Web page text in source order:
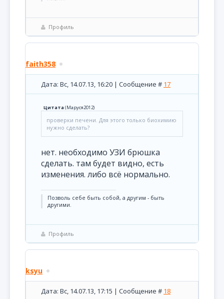
Профиль
faith358
Дата: Вс, 14.07.13, 16:20 | Сообщение # 17
Цитата(Маруся2012)
проверки печени. Для этого только биохимию
нужно сделать?
нет. необходимо УЗИ брюшка
сделать. там будет видно, есть
изменения. либо всё нормально.
Позволь себе быть собой, а другим - быть
другими.
Профиль
ksyu
Дата: Вс, 14.07.13, 17:15 | Сообщение # 18